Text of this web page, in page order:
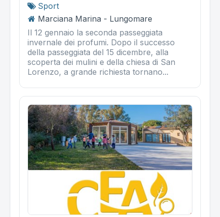
Sport
Marciana Marina - Lungomare
Il 12 gennaio la seconda passeggiata
invernale dei profumi. Dopo il successo
della passeggiata del 15 dicembre, alla
scoperta dei mulini e della chiesa di San
Lorenzo, a grande richiesta tornano...